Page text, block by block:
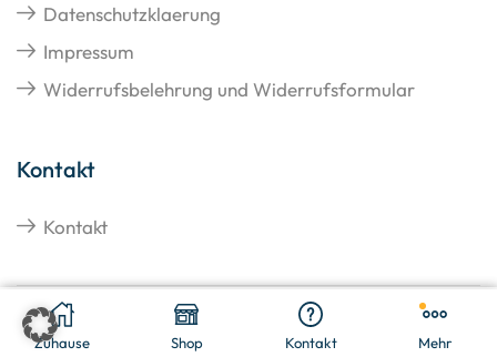
€ In den Warenkorb
Zuhause Shop Kontakt Mehr
Datenschutzklaerung
Impressum
Widerrufsbelehrung und Widerrufsformular
Kontakt
Kontakt
Copyright © 2026 Hangato GmbH